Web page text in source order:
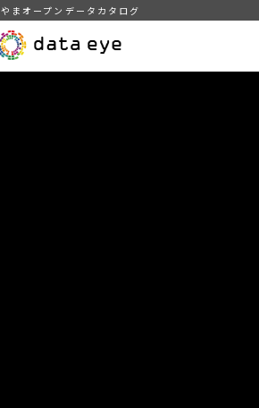
まオープンデータカタログ